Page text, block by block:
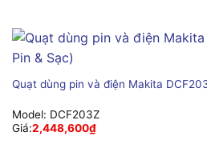
Quạt dùng pin và điện Makita
Model: DCF203Z
Giá:2,448,600₫